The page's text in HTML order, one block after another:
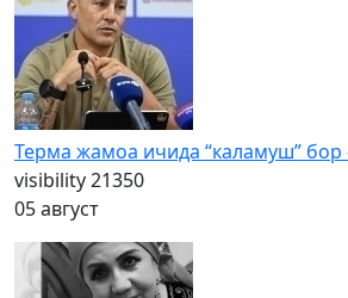
Терма жамоа ичида “каламуш” бор
visibility21350
05 август